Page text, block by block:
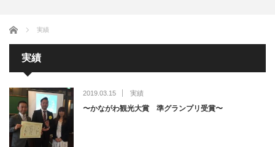
ホーム 実績
実績
2019.03.15 実績
〜かながわ観光大賞 準グランプリ受賞〜